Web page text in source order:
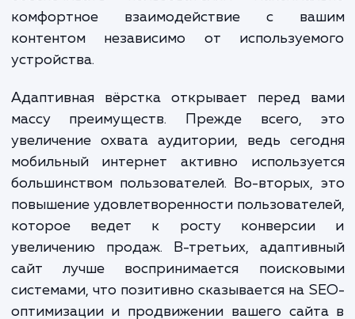
создание сайта, который будет
адаптироваться под их
обеспечивать пользователям
комфортное взаимодействие с
контентом независимо от
Адаптивная вёрстка открывает перед
массу преимуществ. Прежде всего,
увеличение охвата аудитории, ведь
мобильный интернет активно